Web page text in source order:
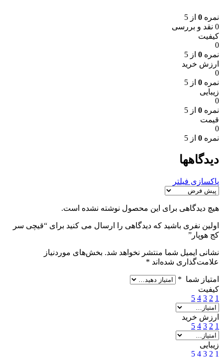
نمره 0 از 5
0 نقد و بررسی
کیفیت
0
نمره 0 از 5
ارزش خرید
0
نمره 0 از 5
زیبایی
0
نمره 0 از 5
قیمت
0
نمره 0 از 5
دیدگاهها
پاکسازی فیلتر
هیچ دیدگاهی برای این محصول نوشته نشده است.
اولین نفری باشید که دیدگاهی را ارسال می کنید برای “قیچی سر
کج هوپار”
نشانی ایمیل شما منتشر نخواهد شد. بخش‌های موردنیاز
علامت‌گذاری شده‌اند *
امتیاز شما *
کیفیت
1
2
3
4
5
ارزش خرید
1
2
3
4
5
زیبایی
1
2
3
4
5